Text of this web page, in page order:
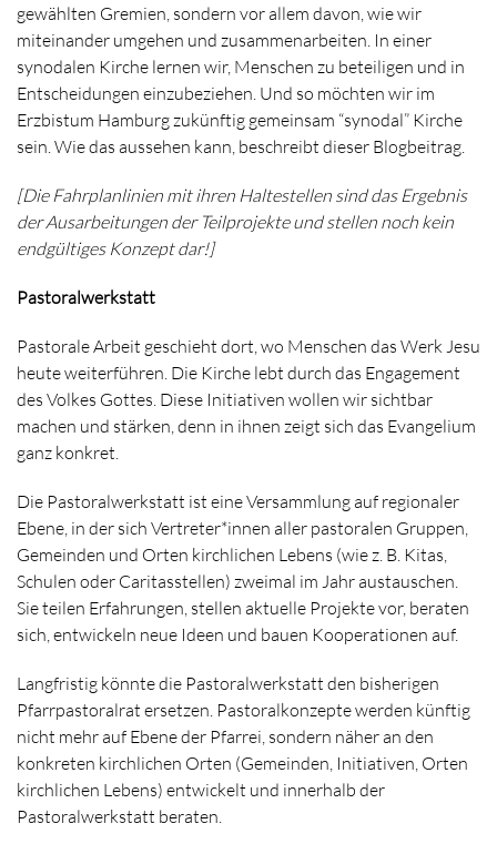
gewählten Gremien, sondern vor allem davon, wie wir
miteinander umgehen und zusammenarbeiten. In einer
synodalen Kirche lernen wir, Menschen zu beteiligen und in
Entscheidungen einzubeziehen. Und so möchten wir im
Erzbistum Hamburg zukünftig gemeinsam “synodal” Kirche
sein. Wie das aussehen kann, beschreibt dieser Blogbeitrag.
[Die Fahrplanlinien mit ihren Haltestellen sind das Ergebnis
der Ausarbeitungen der Teilprojekte und stellen noch kein
endgültiges Konzept dar!]
Pastoralwerkstatt
Pastorale Arbeit geschieht dort, wo Menschen das Werk Jesu
heute weiterführen. Die Kirche lebt durch das Engagement
des Volkes Gottes. Diese Initiativen wollen wir sichtbar
machen und stärken, denn in ihnen zeigt sich das Evangelium
ganz konkret.
Die Pastoralwerkstatt ist eine Versammlung auf regionaler
Ebene, in der sich Vertreter*innen aller pastoralen Gruppen,
Gemeinden und Orten kirchlichen Lebens (wie z. B. Kitas,
Schulen oder Caritasstellen) zweimal im Jahr austauschen.
Sie teilen Erfahrungen, stellen aktuelle Projekte vor, beraten
sich, entwickeln neue Ideen und bauen Kooperationen auf.
Langfristig könnte die Pastoralwerkstatt den bisherigen
Pfarrpastoralrat ersetzen. Pastoralkonzepte werden künftig
nicht mehr auf Ebene der Pfarrei, sondern näher an den
konkreten kirchlichen Orten (Gemeinden, Initiativen, Orten
kirchlichen Lebens) entwickelt und innerhalb der
Pastoralwerkstatt beraten.